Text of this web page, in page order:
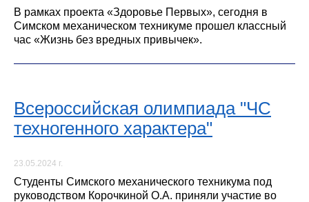
В рамках проекта «Здоровье Первых», сегодня в
Симском механическом техникуме прошел классный
час «Жизнь без вредных привычек».
Всероссийская олимпиада "ЧС
техногенного характера"
23.05.2024 г.
Студенты Симского механического техникума под
руководством Корочкиной О.А. приняли участие во